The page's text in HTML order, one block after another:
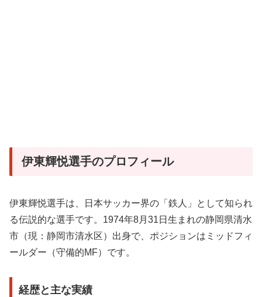
伊東輝悦選手のプロフィール
伊東輝悦選手は、日本サッカー界の「鉄人」として知られ
る伝説的な選手です。1974年8月31日生まれの静岡県清水
市（現：静岡市清水区）出身で、ポジションはミッドフィ
ールダー（守備的MF）です。
経歴と主な実績